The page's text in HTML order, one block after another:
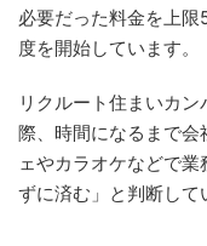
必要だった料金を上
度を開始しています。
リクルート住まいカ
際、時間になるまで会
ェやカラオケなどで
ずに済む」と判断して